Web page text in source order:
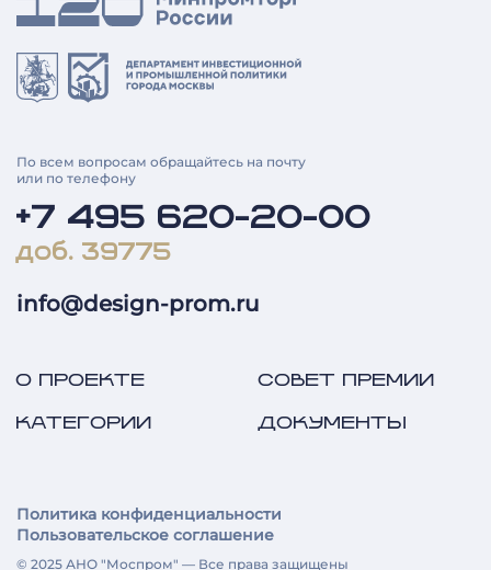
По всем вопросам обращайтесь на почту
или по телефону
+7 495 620-20-00
доб. 39775
info@design-prom.ru
О ПРОЕКТЕ
КАТЕГОРИИ
СОВЕТ ПРЕМИИ
ДОКУМЕНТЫ
Политика конфиденциальности
Пользовательское соглашение
© 2025 АНО "Моспром" — Все права защищены